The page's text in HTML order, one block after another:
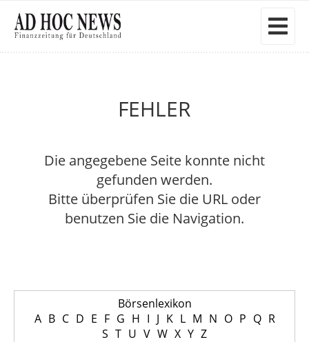
FEHLER
Die angegebene Seite konnte nicht
gefunden werden.
Bitte überprüfen Sie die URL oder
benutzen Sie die Navigation.
Börsenlexikon
A B C D E F G H I J K L M N O P Q R
S T U V W X Y Z